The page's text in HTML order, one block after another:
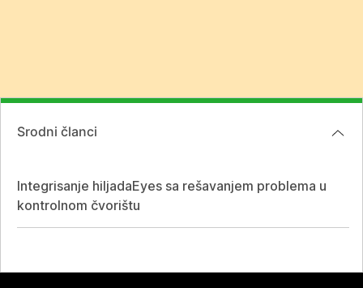
Srodni članci
Integrisanje hiljadaEyes sa rešavanjem problema u
kontrolnom čvorištu